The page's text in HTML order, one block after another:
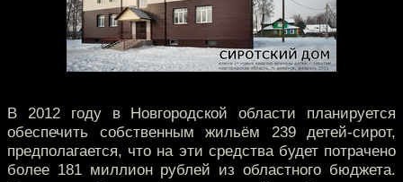
В 2012 году в Новгородской области планируется
обеспечить собственным жильём 239 детей-сирот,
предполагается, что на эти средства будет потрачено
более 181 миллион рублей из областного бюджета.